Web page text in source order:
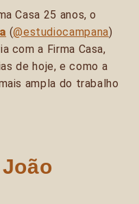
Casa 25 anos, o
(@estudiocampana)
com a Firma Casa,
de hoje, e como a
ampla do trabalho